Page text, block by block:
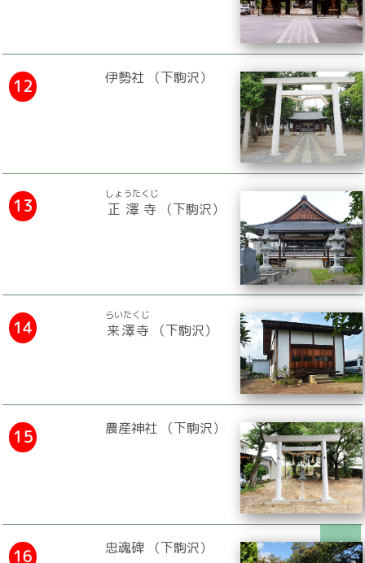
12 伊勢社 （下駒沢）
13 正澤寺
しょうたくじ
（下駒沢）
14 来澤寺
らいたくじ
（下駒沢）
15 農産神社 （下駒沢）
16 忠魂碑 （下駒沢）